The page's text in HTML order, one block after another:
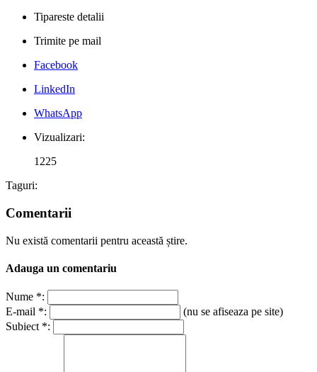
Tipareste detalii
Trimite pe mail
Facebook
LinkedIn
WhatsApp
Vizualizari:
1225
Taguri:
Comentarii
Nu există comentarii pentru această știre.
Adauga un comentariu
Nume *:
E-mail *:
(nu se afiseaza pe site)
Subiect *: